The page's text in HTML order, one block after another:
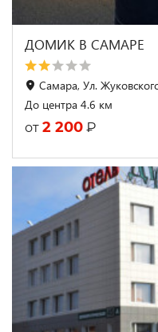
ДОМИК В САМАРЕ
Самара, Ул.
До центра 4.6 км
от 2 200 ₽